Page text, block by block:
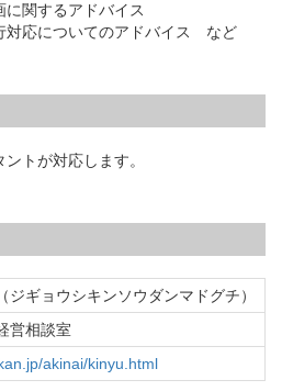
関するアドバイス
対応についてのアドバイス など
トが対応します。
ジギョウシキンソウダンマドグチ）
営相談室
akinai/kinyu.html